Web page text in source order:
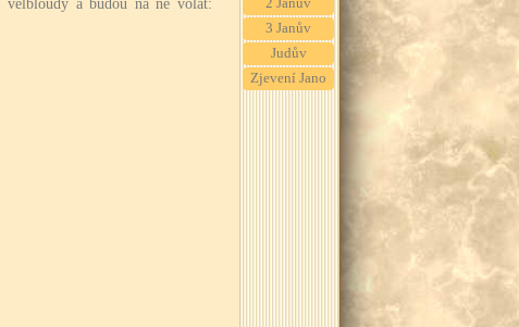
a budou na ně volat:
2 Janův
3 Janův
Judův
Zjevení Jano